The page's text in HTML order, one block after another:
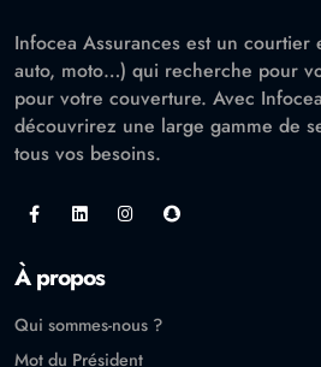
Infocea Assurances est un courtier
auto, moto…) qui recherche pour
pour votre couverture. Avec
découvrirez une large gamme de
tous vos besoins.
À propos
Qui sommes-nous ?
Mot du Président